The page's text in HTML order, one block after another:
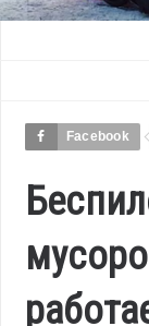
Facebook